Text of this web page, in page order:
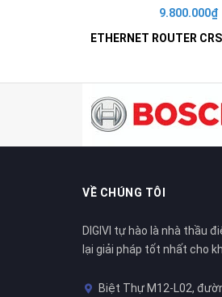
9.800.000₫
VỀ CHÚNG TÔI
DIGIVI tự hào là nhà thầu
lại giải pháp tốt nhất cho
Biệt Thự M12-L02,